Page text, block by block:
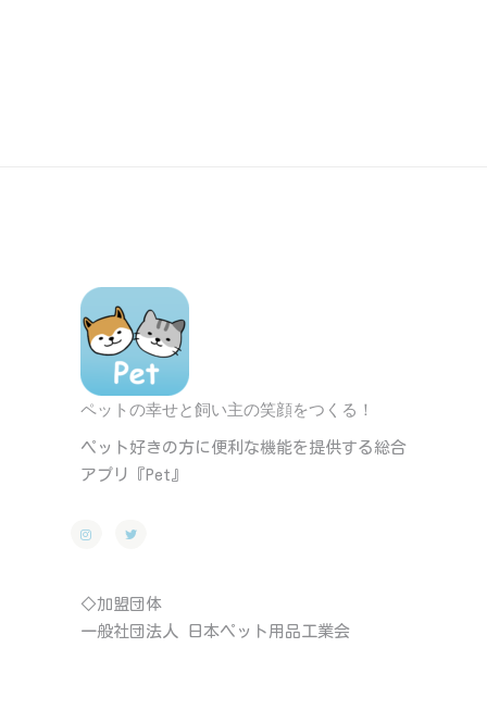
ペットの幸せと飼い主の笑顔をつくる！
ペット好きの方に便利な機能を提供する総合
アプリ『Pet』
◇加盟団体
一般社団法人 日本ペット用品工業会